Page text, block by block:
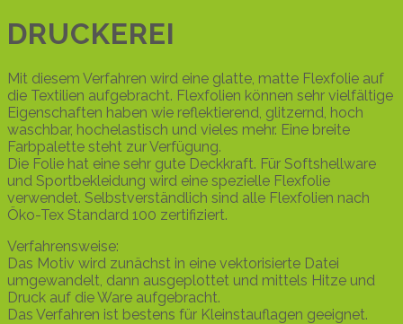
DRUCKEREI
Mit diesem Verfahren wird eine glatte, matte Flexfolie auf
die Textilien aufgebracht. Flexfolien können sehr vielfältige
Eigenschaften haben wie reflektierend, glitzernd, hoch
waschbar, hochelastisch und vieles mehr. Eine breite
Farbpalette steht zur Verfügung.
Die Folie hat eine sehr gute Deckkraft. Für Softshellware
und Sportbekleidung wird eine spezielle Flexfolie
verwendet. Selbstverständlich sind alle Flexfolien nach
Öko-Tex Standard 100 zertifiziert.
Verfahrensweise:
Das Motiv wird zunächst in eine vektorisierte Datei
umgewandelt, dann ausgeplottet und mittels Hitze und
Druck auf die Ware aufgebracht.
Das Verfahren ist bestens für Kleinstauflagen geeignet.